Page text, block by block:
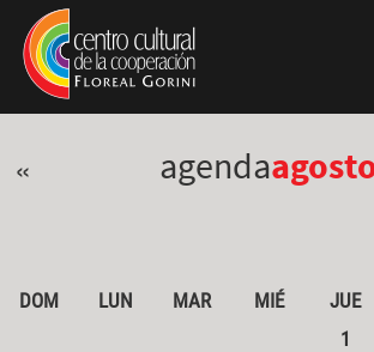
Pasar al contenido principal
Jump to main content
« agenda
DOM LUN MAR MIÉ JUE
1